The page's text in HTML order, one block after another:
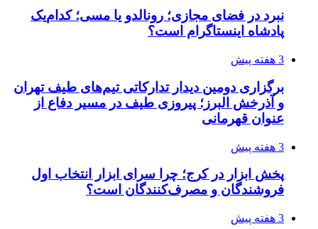
نبرد در فضای مجازی؛ رونالدو یا مسی؛ کدام‌یک
پادشاه اینستاگرام است؟
3 هفته پیش
برگزاری دومین دیدار تدارکاتی تیم‌های طیف تهران
و آذرخش البرز؛ پیروزی طیف در مسیر دفاع از
عنوان قهرمانی
3 هفته پیش
پخش ابزار در کرج؛ چرا سرای ابزار انتخاب اول
فروشندگان و مصرف‌کنندگان است؟
3 هفته پیش